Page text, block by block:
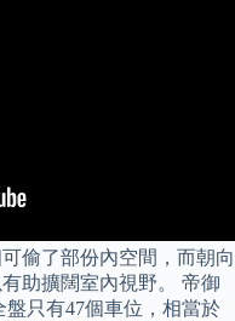
偷了部份內空間，而朝向
助擴闊室內視野。 帝御
只有47個車位，相當於